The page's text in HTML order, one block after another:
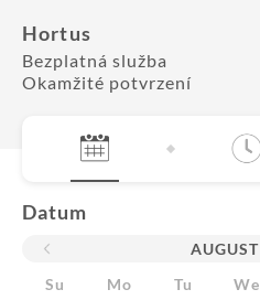
Hortus
Bezplatná služba
Okamžité potvrzení
Datum
AUGUST
Su
Mo Tu We